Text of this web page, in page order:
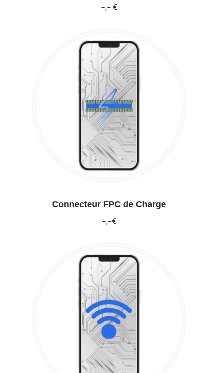
–,– €
Connecteur FPC de Charge
–,–€